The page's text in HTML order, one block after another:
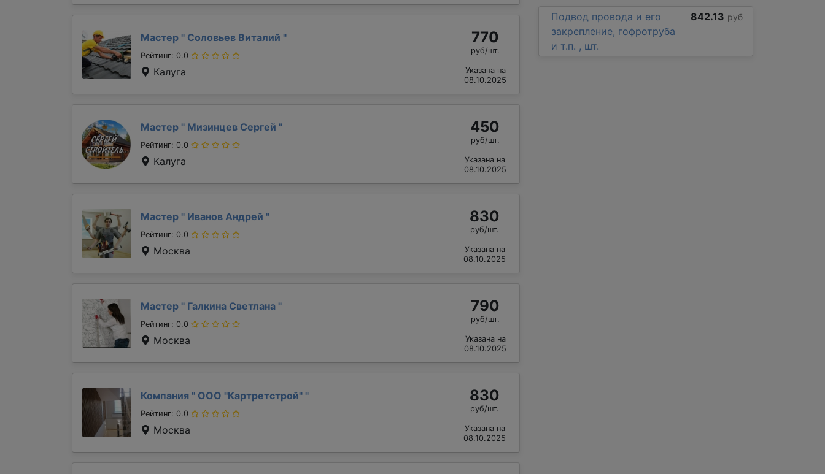
Мастер " Соловьев Виталий "
Рейтинг: 0.0
Калуга
770
руб/шт.
Указана на
08.10.2025
Мастер " Мизинцев Сергей "
Рейтинг: 0.0
Калуга
450
руб/шт.
Указана на
08.10.2025
Мастер " Иванов Андрей "
Рейтинг: 0.0
Москва
830
руб/шт.
Указана на
08.10.2025
Мастер " Галкина Светлана "
Рейтинг: 0.0
Москва
790
руб/шт.
Указана на
08.10.2025
Компания " ООО "Картретстрой" "
Рейтинг: 0.0
Москва
830
руб/шт.
Указана на
08.10.2025
Подвод провода и его
закрепление, гофротруба
и т.п. , шт.
842.13 руб